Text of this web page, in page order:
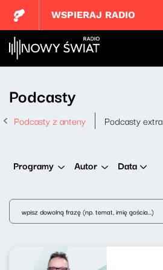
WSPIERAJ RADIO
Podcasty
Podcasty z anteny Podcasty extra
Programy Autor Data